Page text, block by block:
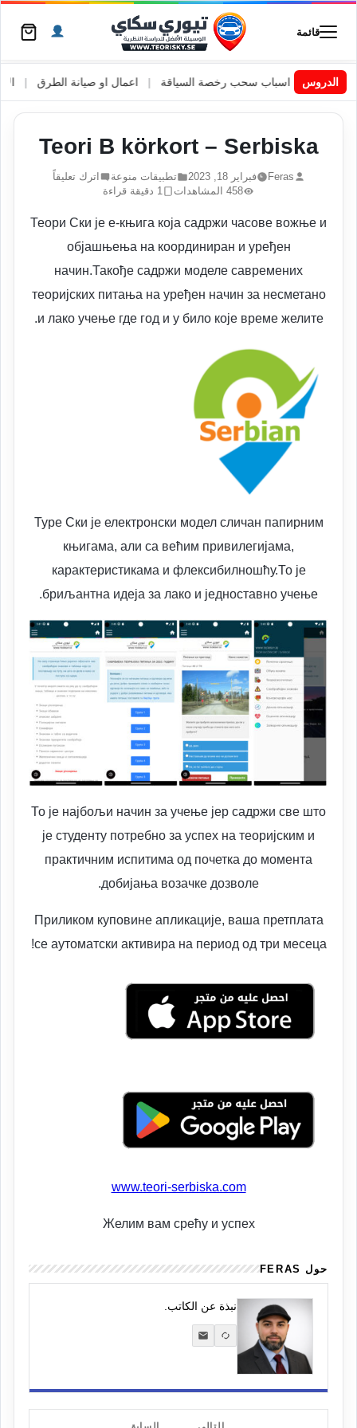
قائمة
الدروس
| اسباب سحب رخصة السياقة | اعمال او صيانة الطرق | الأطارات
Teori B körkort – Serbiska
Feras فبراير 18, 2023 تطبيقات منوعة
اترك تعليقاً
458 المشاهدات
1 دقيقة قراءة
Теори Ски је е-књига која садржи часове вожње и
објашњења на координиран и уређен
начин.Такође садржи моделе савремених
теоријских питања на уређен начин за несметано
и лако учење где год и у било које време желите.
Туре Ски је електронски модел сличан папирним
књигама, али са већим привилегијама,
карактеристикама и флексибилношћу.То је
бриљантна идеја за лако и једноставно учење.
То је најбољи начин за учење јер садржи све што
је студенту потребно за успех на теоријским и
практичним испитима од почетка до момента
добијања возачке дозволе.
Приликом куповине апликације, ваша претплата
се аутоматски активира на период од три месеца!
www.teori-serbiska.com
Желим вам срећу и успех
حول FERAS
نبذة عن الكاتب.